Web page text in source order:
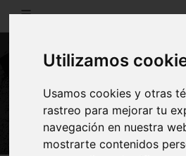
Utilizamos
Usamos cookies y otras
rastreo para mejorar tu
navegación en nuestra
mostrarte contenidos
Torre del